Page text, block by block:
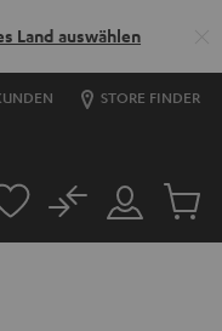
Land auswählen
STORE FINDER
Mein
Konto
No
Artikel